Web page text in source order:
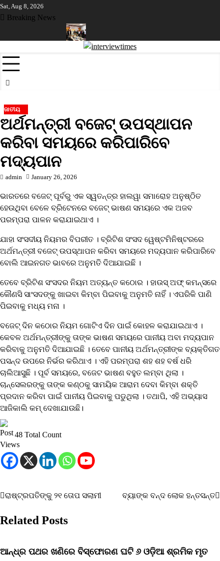
Skip
to
Sat, Aug 8, 2026
Breaking News
ଓଡ଼ିଶାର ଶିଳ୍ପ ସଙ୍ଗଠନ ନେତୃତ୍ୱଙ୍କ ପାଇଁ
ଜାତୀୟ
ଅର୍ଥମନ୍ତ୍ରୀ ବଜେଟ୍ ଉପସ୍ଥାପନ
କରିବା ସମୟରେ କରିପାରିବେ
ମଦ୍ୟପାନ
admin January 26, 2026
ଭାରତରେ ବଜେଟ୍ ପୂର୍ବରୁ ଏକ ସ୍ୱତନ୍ତ୍ର ହାଲୱା ସମାରୋହ ଅନୁଷ୍ଠିତ
ହେଉଥିବା ବେଳେ ବ୍ରିଟେନରେ ବଜେଟ୍ ଭାଷଣ ସମୟରେ ଏକ ଅଜବ
ପରମ୍ପରା ପାଳନ କରାଯାଇଥାଏ ।
ଯାହା ସଂସଦୀୟ ନିୟମର ବିପରୀତ । ବ୍ରିଟିଶ ସଂସଦ ୱେଷ୍ଟମିନିଷ୍ଟରରେ
ଅର୍ଥମନ୍ତ୍ରୀ ବଜେଟ୍ ଉପସ୍ଥାପନ କରିବା ସମୟରେ ମଦ୍ୟପାନ କରିପାରିବେ
ବୋଲି ଆଇନଗତ ଭାବରେ ଅନୁମତି ଦିଆଯାଇଛି ।
ତେବେ ବ୍ରିଟିଶ ସଂସଦର ନିୟମ ଅତ୍ୟନ୍ତ କଠୋର । ହାଉସ୍ ଅଫ୍ କମନ୍ସରେ
କୌଣସି ସାଂସଦଙ୍କୁ ଖାଇବା କିମ୍ବା ପିଇବାକୁ ଅନୁମତି ନାହିଁ । ଏପରିକି ପାଣି
ପିଇବାକୁ ମଧ୍ୟ ମନା ।
ବଜେଟ୍ ଦିନ କଠୋର ନିୟମ ଗୋଟିଏ ଦିନ ପାଇଁ କୋହଳ କରାଯାଇଥାଏ ।
କେବଳ ଅର୍ଥମନ୍ତ୍ରୀଙ୍କୁ ତାଙ୍କ ଭାଷଣ ସମୟରେ ପାନୀୟ ଅବା ମଦ୍ୟପାନ
କରିବାକୁ ଅନୁମତି ଦିଆଯାଇଛି । ତେବେ ପାନୀୟ ଅର୍ଥମନ୍ତ୍ରୀଙ୍କ ବ୍ୟକ୍ତିଗତ
ପସନ୍ଦ ଉପରେ ନିର୍ଭର କରିଥାଏ । ଏହି ପରମ୍ପରା ଶହ ଶହ ବର୍ଷ ଧରି
ଚାଲିଆସୁଛି । ପୂର୍ବ ସମୟରେ, ବଜେଟ ଭାଷଣ ବହୁତ ଲମ୍ବା ଥିଲା ।
ଚାନ୍ସେଲରଙ୍କୁ ତାଙ୍କ କଣ୍ଠକୁ ସାମୟିକ ଆରାମ ଦେବା କିମ୍ବା ଶକ୍ତି
ପ୍ରଦାନ କରିବା ପାଇଁ ପାନୀୟ ପିଇବାକୁ ପଡୁଥିଲା । ତଥାପି, ଏହି ଅଭ୍ୟାସ
ଆଜିକାଲି କମ୍ ଦେଖାଯାଉଛି।
48 Total Count
Post
navigation
ରାଷ୍ଟ୍ରପତିଙ୍କୁ ୨୧ ତୋପ ସଲାମୀ ବ୍ୟାଙ୍କ ବନ୍ଦ ଲୋକ ହନ୍ତସନ୍ତ
Related Posts
ଆନ୍ଧ୍ର ପଥର ଖଣିରେ ବିସ୍ଫୋରଣ ଘଟି ୬ ଓଡ଼ିଆ ଶ୍ରମିକ ମୃତ